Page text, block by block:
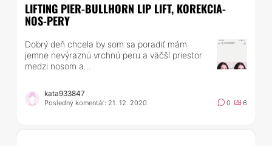
LIFTING PIER-BULLHORN LIP LIFT, KOREKCIA-
NOS-PERY
Dobrý deň chcela by som sa poradiť mám
jemne nevýraznú vrchnú peru a väčší priestor
medzi nosom a...
kata933847
Posledný komentár: 21. 12. 2020 0 6